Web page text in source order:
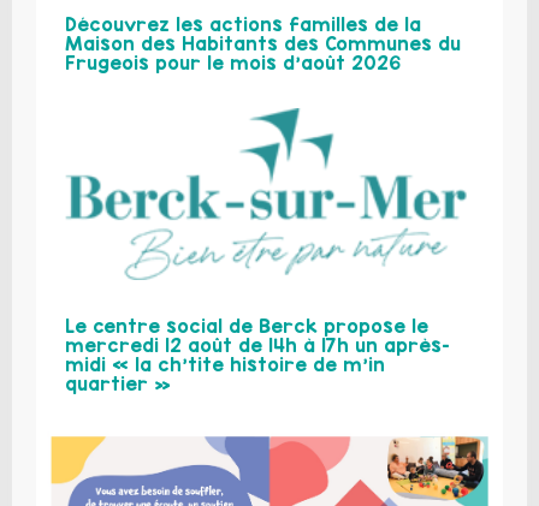
Découvrez les actions familles de la
Maison des Habitants des Communes du
Frugeois pour le mois d’août 2026
Le centre social de Berck propose le
mercredi 12 août de 14h à 17h un après-
midi « la ch’tite histoire de m’in
quartier »